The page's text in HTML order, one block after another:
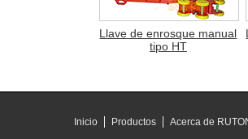
Llave de enrosque manual
tipo HT
Inicio Productos Acerca de